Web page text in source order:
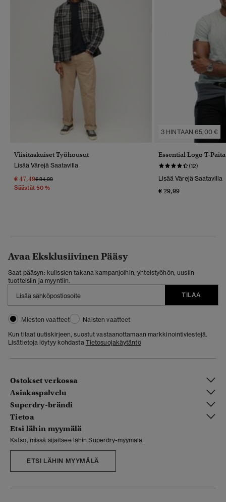
Viisitaskuiset Työhousut
Lisää Värejä Saatavilla
€ 47,49Hinta Alennettu Hinnasta
€ 94,99Hintaan
Säästät 50 %
3 HINTAAN 65,00 €
Essential Logo T-Paita
(12)
Lisää Värejä Saatavilla
€ 29,99
Avaa Eksklusiivinen Pääsy
Saat pääsyn: kulissien takana kampanjoihin, yhteistyöhön, uusiin
tuotteisiin ja myyntiin.
TILAA
Miesten vaatteet
Naisten vaatteet
Kun tilaat uutiskirjeen, suostut vastaanottamaan markkinointiviestejä.
Lisätietoja löytyy kohdasta Tietosuojakäytäntö
Ostokset verkossa
Asiakaspalvelu
Superdry-brändi
Tietoa
Etsi lähin myymälä
Katso, missä sijaitsee lähin Superdry-myymälä.
ETSI LÄHIN MYYMÄLÄ